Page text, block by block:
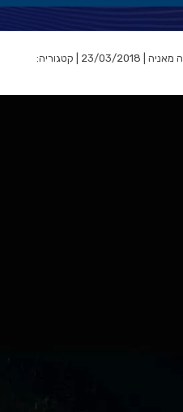
| קטגוריה: